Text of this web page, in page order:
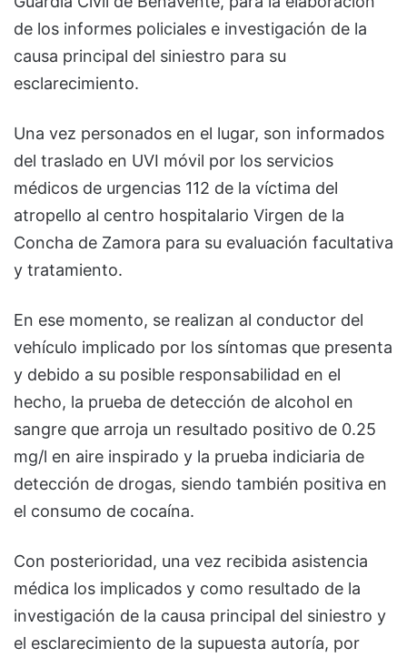
de los informes policiales e investigación de la
causa principal del siniestro para su
esclarecimiento.
Una vez personados en el lugar, son informados
del traslado en UVI móvil por los servicios
médicos de urgencias 112 de la víctima del
atropello al centro hospitalario Virgen de la
Concha de Zamora para su evaluación facultativa
y tratamiento.
En ese momento, se realizan al conductor del
vehículo implicado por los síntomas que presenta
y debido a su posible responsabilidad en el
hecho, la prueba de detección de alcohol en
sangre que arroja un resultado positivo de 0.25
mg/l en aire inspirado y la prueba indiciaria de
detección de drogas, siendo también positiva en
el consumo de cocaína.
Con posterioridad, una vez recibida asistencia
médica los implicados y como resultado de la
investigación de la causa principal del siniestro y
el esclarecimiento de la supuesta autoría, por